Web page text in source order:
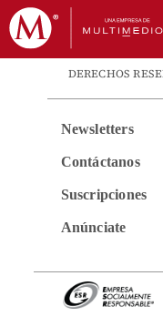
DERECHOS
Newsletters
Contáctanos
Suscripciones
Anúnciate